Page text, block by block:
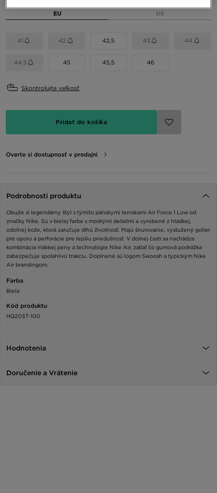
EU US
41 42 42,5 43 44
44,5 45 45,5 46
Skontrolujte veľkosť
Pridať do košíka
Overte si dostupnosť v predajni
Podrobnosti produktu
Obujte si legendárny štýl s týmito pánskymi teniskami Air Force 1 Low od
značky Nike. Sú v bielej farbe s modrými detailmi a vyrobené z hladkej,
odolnej kože, ktorá zaručuje dlhú životnosť. Majú šnurovanie, vystužený golier
pre oporu a perforácie pre lepšiu priedušnosť. V dolnej časti sa nachádza
kombinácia mäkkej peny a technológie Nike Air, zatiaľ čo gumová podrážka
zabezpečuje spoľahlivú trakciu. Doplnené sú logom Swoosh a typickým Nike
Air brandingom.
Farba
Biela
Kód produktu
HQ2037-100
Hodnotenia
Doručenie a Vrátenie